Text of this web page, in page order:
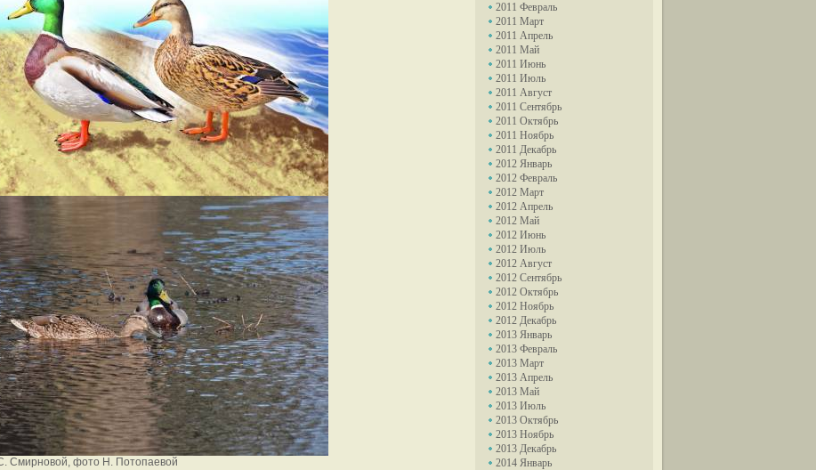
2011 Февраль
2011 Март
2011 Апрель
2011 Май
2011 Июнь
2011 Июль
2011 Август
2011 Сентябрь
2011 Октябрь
2011 Ноябрь
2011 Декабрь
2012 Январь
2012 Февраль
2012 Март
2012 Апрель
2012 Май
2012 Июнь
2012 Июль
2012 Август
2012 Сентябрь
2012 Октябрь
2012 Ноябрь
2012 Декабрь
2013 Январь
2013 Февраль
2013 Март
2013 Апрель
2013 Май
2013 Июль
2013 Октябрь
2013 Ноябрь
2013 Декабрь
2014 Январь
Смирновой, фото Н. Потопаевой